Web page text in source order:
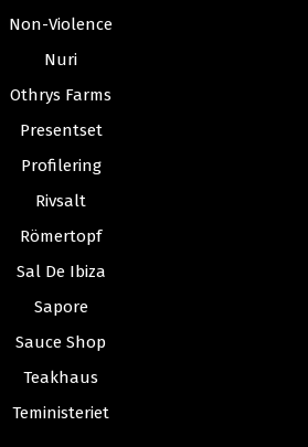
Non-Violence
Nuri
Othrys Farms
Presentset
Profilering
Rivsalt
Römertopf
Sal De Ibiza
Sapore
Sauce Shop
Teakhaus
Teministeriet